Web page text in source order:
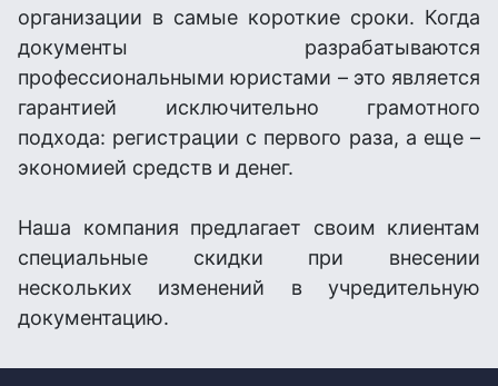
организации в самые короткие сроки. Когда
документы разрабатываются
профессиональными юристами – это является
гарантией исключительно грамотного
подхода: регистрации с первого раза, а еще –
экономией средств и денег.
Наша компания предлагает своим клиентам
специальные скидки при внесении
нескольких изменений в учредительную
документацию.